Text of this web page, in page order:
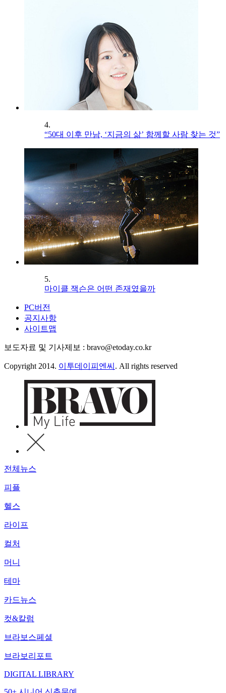
4.
“50대 이후 만남, ‘지금의 삶’ 함께할 사람 찾는 것”
5.
마이클 잭슨은 어떤 존재였을까
PC버전
공지사항
사이트맵
보도자료 및 기사제보 : bravo@etoday.co.kr
Copyright 2014. 이투데이피엔씨 . All rights reserved
전체뉴스
피플
헬스
라이프
컬처
머니
테마
카드뉴스
컷&칼럼
브라보스페셜
브라보리포트
DIGITAL LIBRARY